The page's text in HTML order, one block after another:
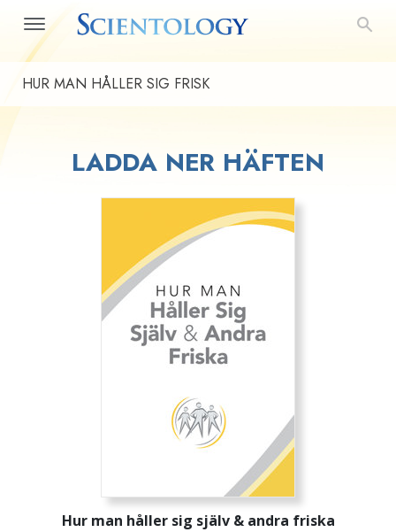
HUR MAN HÅLLER SIG FRISK
LADDA NER HÄFTEN
Hur man håller sig själv & andra friska